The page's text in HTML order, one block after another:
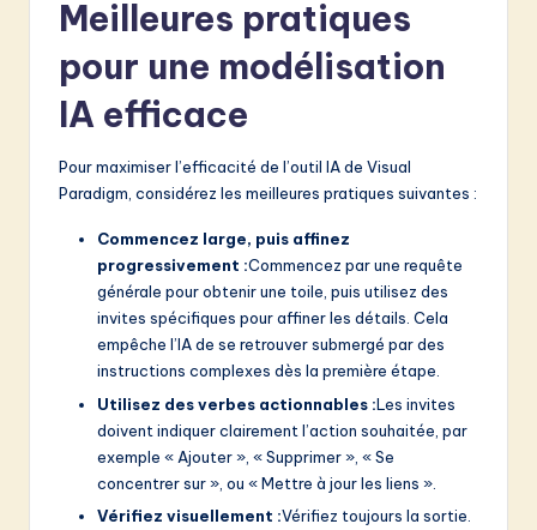
Meilleures pratiques
pour une modélisation
IA efficace
Pour maximiser l’efficacité de l’outil IA de Visual
Paradigm, considérez les meilleures pratiques suivantes :
Commencez large, puis affinez
progressivement :Commencez par une requête
générale pour obtenir une toile, puis utilisez des
invites spécifiques pour affiner les détails. Cela
empêche l’IA de se retrouver submergé par des
instructions complexes dès la première étape.
Utilisez des verbes actionnables :Les invites
doivent indiquer clairement l’action souhaitée, par
exemple « Ajouter », « Supprimer », « Se
concentrer sur », ou « Mettre à jour les liens ».
Vérifiez visuellement :Vérifiez toujours la sortie.